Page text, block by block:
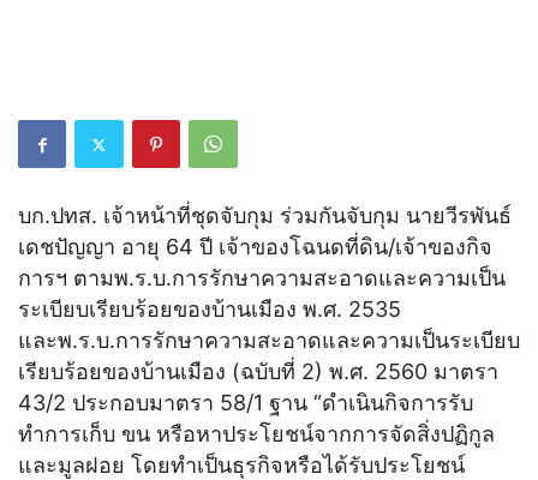
บก.ปทส. เจ้าหน้าที่ชุดจับกุม ร่วมกันจับกุม นายวีรพันธ์
เดชปัญญา อายุ 64 ปี เจ้าของโฉนดที่ดิน/เจ้าของกิจ
การฯ ตามพ.ร.บ.การรักษาความสะอาดและความเป็น
ระเบียบเรียบร้อยของบ้านเมือง พ.ศ. 2535
และพ.ร.บ.การรักษาความสะอาดและความเป็นระเบียบ
เรียบร้อยของบ้านเมือง (ฉบับที่ 2) พ.ศ. 2560 มาตรา
43/2 ประกอบมาตรา 58/1 ฐาน “ดำเนินกิจการรับ
ทำการเก็บ ขน หรือหาประโยชน์จากการจัดสิ่งปฏิกูล
และมูลฝอย โดยทำเป็นธุรกิจหรือได้รับประโยชน์